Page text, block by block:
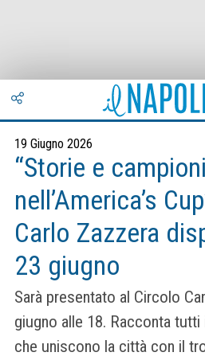
19 Giugno 2026
“Storie e
nell’America’s
Carlo Zazzera
23 giugno
Sarà presentato al Circolo
giugno alle 18. Racconta
che uniscono la città con il